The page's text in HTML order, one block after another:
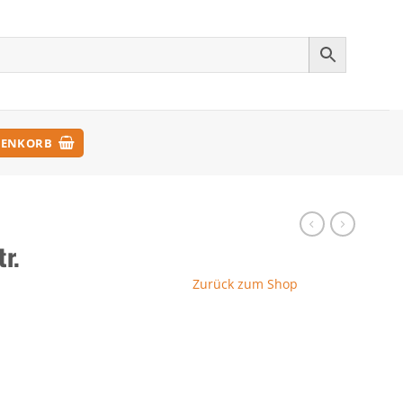
Zurück zum Shop